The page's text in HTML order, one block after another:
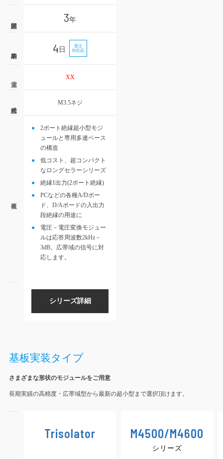
3年
4日
受注
対応品
XX
M3.5ネジ
2ポート絶縁超小型モジ
ュールと専用多連ベース
の構造
低コスト、超コンパクト
なロングセラーシリーズ
絶縁1出力(2ポート絶縁)
PCなどの各種A/Dボー
ド、D/Aボードの入出力
段絶縁の用途に
電圧－電圧変換モジュー
ルは応答周波数2kHz－
3dB。広帯域の信号に対
応します。
シリーズ詳細
基板実装タイプ
さまざまな形状のモジュールをご用意
長期実績の高精度・広帯域型から最新の超小型まで選択頂けます。
Trisolator M4500/M4600
シリーズ